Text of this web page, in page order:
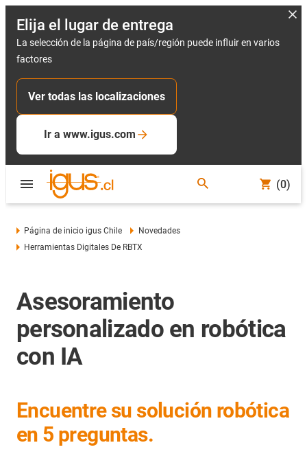
Elija el lugar de entrega
La selección de la página de país/región puede influir en varios
factores
Ver todas las localizaciones
Ir a www.igus.com
(0)
Página de inicio igus Chile
Novedades
Herramientas Digitales De RBTX
Asesoramiento
personalizado en robótica
con IA
Encuentre su solución robótica
en 5 preguntas.